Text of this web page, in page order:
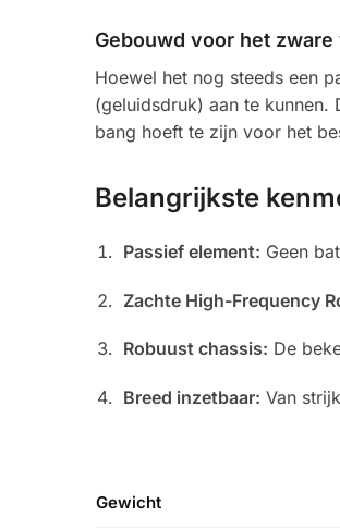
Gebouwd voor het zware
Hoewel het nog steeds een
(geluidsdruk) aan te
bang hoeft te zijn voor het
Belangrijkste
Passief element: Geen
Zachte High-Frequency
Robuust chassis: De
Breed inzetbaar: Van
Gewicht